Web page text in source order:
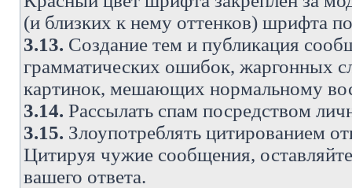
(и близких к нему оттенков) шрифта
3.13. Создание тем и публикация
грамматических ошибок, жаргонных
картинок, мешающих нормальному
3.14. Рассылать спам посредством
3.15. Злоупотреблять цитированием
Цитируя чужие сообщения,
вашего ответа.